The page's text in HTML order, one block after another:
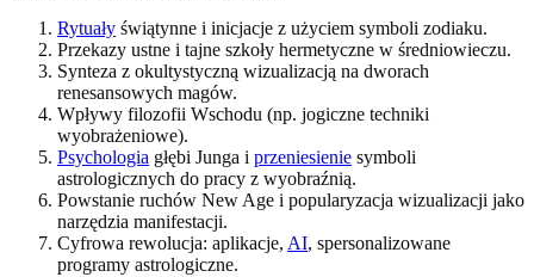
Rytuały świątynne i inicjacje z użyciem symboli zodiaku.
Przekazy ustne i tajne szkoły hermetyczne w średniowieczu.
Synteza z okultystyczną wizualizacją na dworach
renesansowych magów.
Wpływy filozofii Wschodu (np. jogiczne techniki
wyobrażeniowe).
Psychologia głębi Junga i przeniesienie symboli
astrologicznych do pracy z wyobraźnią.
Powstanie ruchów New Age i popularyzacja wizualizacji jako
narzędzia manifestacji.
Cyfrowa rewolucja: aplikacje, AI, spersonalizowane
programy astrologiczne.